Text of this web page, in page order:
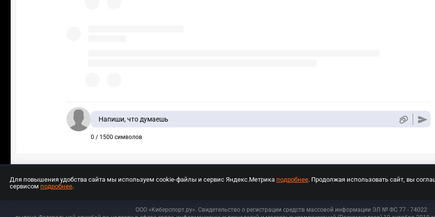
Напиши, что думаешь
0 / 1500 символов
ООО «Киберспорт.ру». Свидетельство о регистрации средств массовой информации ЭЛ № ФС 77 - 74022
Для повышения удобства сайта мы используем cookie-файлы и сервис Яндекс.Метрика подробнее. Продолжая использовать сайт, вы
сервисом подробнее.